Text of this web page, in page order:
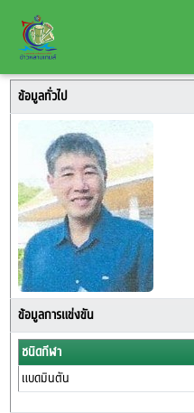
ข้อมูลทั่วไป
ข้อมูลการแข่งขัน
ชนิดกีฬา
แบดมินตัน